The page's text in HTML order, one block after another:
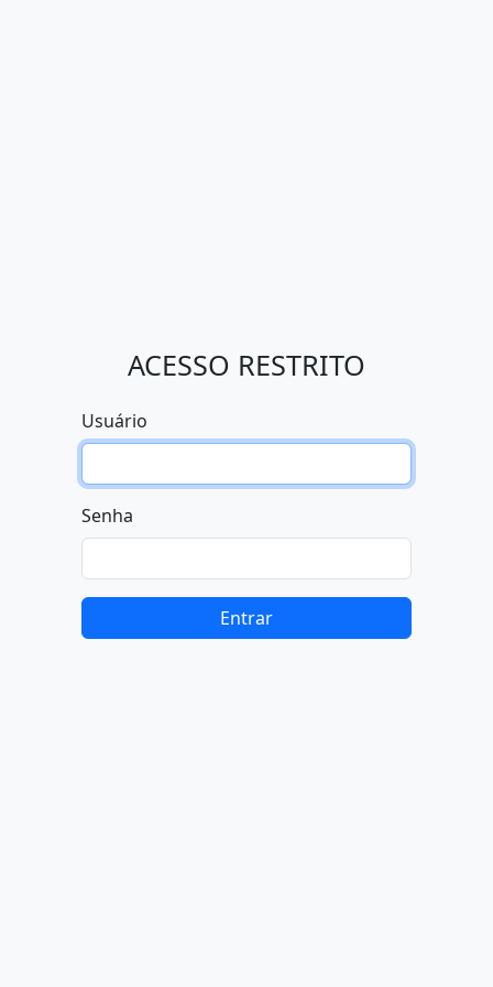
ACESSO RESTRITO
Usuário
Senha
Entrar